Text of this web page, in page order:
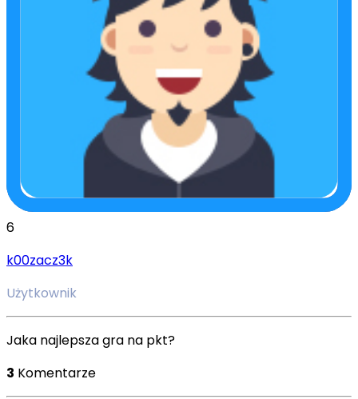
6
k00zacz3k
Użytkownik
Jaka najlepsza gra na pkt?
3 Komentarze